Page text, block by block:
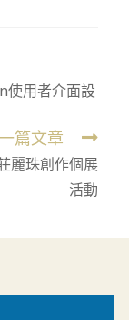
用者介面設
篇文章
麗珠創作個展
活動